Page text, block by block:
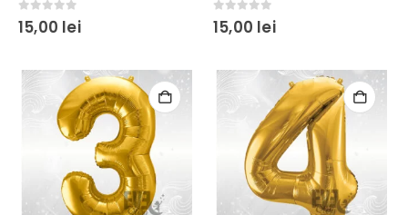
0out of 5
15,00 lei 0out of 5
15,00 lei